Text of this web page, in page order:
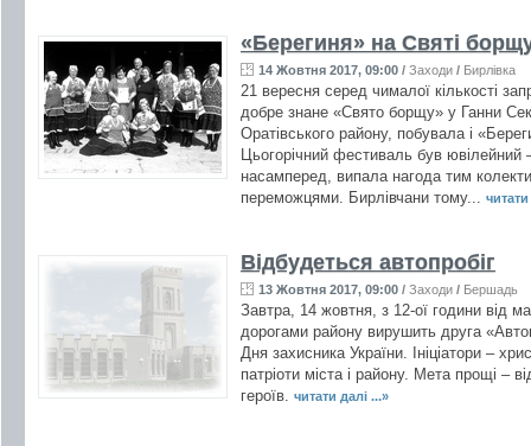
«Берегиня» на Святі
14 Жовтня 2017, 09:00 / Заходи / Бирлівка
21 вересня серед чималої кількості
добре знане «Свято борщу» у Ганни
Оратівського району, побувала і
Цьогорічний фестиваль був
насамперед, випала нагода тим
переможцями. Бирлівчани тому...
читати
Відбудеться автопробіг
13 Жовтня 2017, 09:00 / Заходи / Бершадь
Завтра, 14 жовтня, з 12-ої години від
дорогами району вирушить друга
Дня захисника України. Ініціатори –
патріоти міста і району. Мета прощі –
героїв.
читати далі ...»